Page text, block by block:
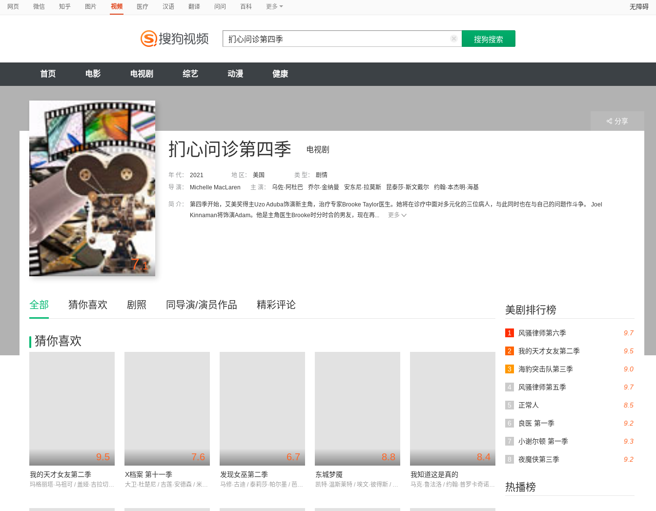
网页 微信 知乎 图片 视频 医疗 汉语 翻译 问问 百科 更多 无障碍
首页 电影 电视剧 综艺 动漫 健康
7.1
电视剧
扪心问诊第四季
年 代： 2021 地 区： 美国 类 型：
剧情
导 演：
Michelle MacLaren 主 演： 乌佐·阿杜巴 乔尔·金纳曼 安东尼·拉莫斯 昆泰莎·斯文戴尔 约翰·本杰明·海基
简 介：
第四季开始，艾美奖得主Uzo Aduba饰演新主角，治疗专家Brooke Taylor医生。她将在诊疗中面对多元化的三位病人，与此同时也在与自己的问题作斗争。 Joel
Kinnaman将饰演Adam。他是主角医生Brooke时分时合的男友，现在再...
更多
分享
美剧排行榜
9.7
1 风骚律师第六季
9.5
2 我的天才女友第二季
9.0
3 海豹突击队第三季
9.7
4 风骚律师第五季
8.5
5 正常人
9.2
6 良医 第一季
9.3
7 小谢尔顿 第一季
9.2
8 夜魔侠第三季
热播榜
全部 猜你喜欢 剧照 同导演/演员作品 精彩评论
猜你喜欢
9.5
我的天才女友第二季
玛格丽塔·马祖可 / 盖娅·吉拉切 / 阿尔芭·罗尔瓦赫尔
7.6
X档案 第十一季
大卫·杜楚尼 / 吉莲·安德森 / 米彻·佩勒吉
6.7
发现女巫第二季
马修·古迪 / 泰莉莎·帕尔墨 / 芭芭拉·马滕
8.8
东城梦魇
凯特·温斯莱特 / 埃文·彼得斯 / 朱丽安妮·尼科尔森
8.4
我知道这是真的
马克·鲁法洛 / 约翰·普罗卡奇诺 / 菲利普·埃丁格